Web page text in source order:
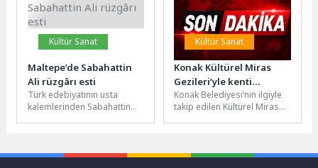
Kültür Sanat
Maltepe’de Sabahattin
Ali rüzgârı esti
Türk edebiyatının usta
kalemlerinden Sabahattin
usta...
Kültür Sanat
Konak Kültürel Miras
Gezileri’yle kenti
keşfettiler
Konak Belediyesi’nin ilgiyle
takip edilen Kültürel Miras